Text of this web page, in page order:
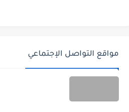
مواقع التواصل الإجتماعي